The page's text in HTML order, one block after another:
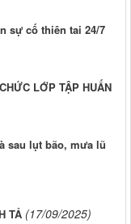
sự cố thiên tai 24/7
LỚP TẬP HUẤN
sau lụt bão, mưa lũ
TẢ (17/09/2025)